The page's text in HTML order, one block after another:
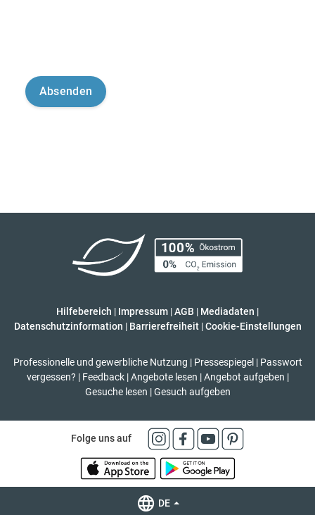
Hilfebereich | Impressum |AGB | Mediadaten |
Datenschutzinformation | Barrierefreiheit | Cookie-Einstellungen
Professionelle und gewerbliche Nutzung | Pressespiegel | Passwort
vergessen? | Feedback | Angebote lesen | Angebot aufgeben |
Gesuche lesen | Gesuch aufgeben
Folge uns auf
DE